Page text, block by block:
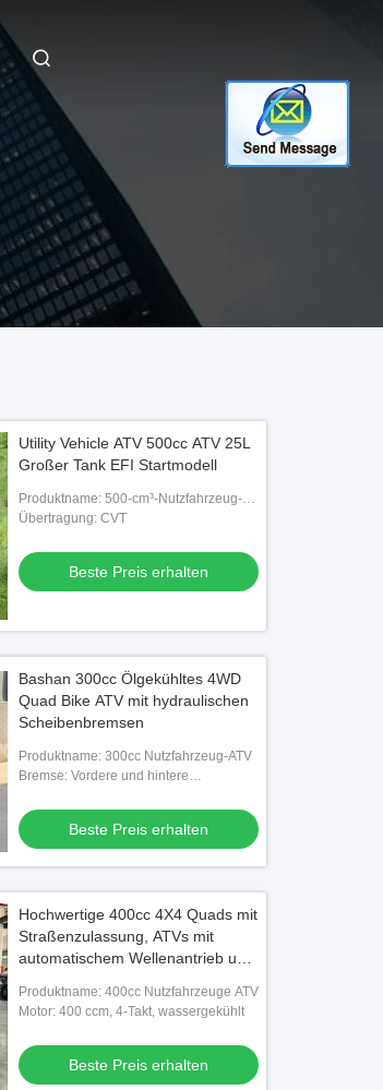
Utility Vehicle ATV 500cc ATV 25L
Großer Tank EFI Startmodell
Produktname: 500-cm³-Nutzfahrzeug-
ATV
Übertragung: CVT
Beste Preis erhalten
Bashan 300cc Ölgekühltes 4WD
Quad Bike ATV mit hydraulischen
Scheibenbremsen
Produktname: 300cc Nutzfahrzeug-ATV
Bremse: Vordere und hintere
Beste Preis erhalten
Hochwertige 400cc 4X4 Quads mit
Straßenzulassung, ATVs mit
automatischem Wellenantrieb und
zum Großhandelspreis
Produktname: 400cc Nutzfahrzeuge ATV
Motor: 400 ccm, 4-Takt, wassergekühlt
Beste Preis erhalten